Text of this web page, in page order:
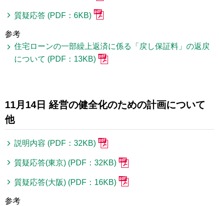
質疑応答 (PDF：6KB)
参考
住宅ローンの一部繰上返済に係る「戻し保証料」の返戻
について (PDF：13KB)
11月14日 経営の健全化のための計画について
他
説明内容 (PDF：32KB)
質疑応答(東京) (PDF：32KB)
質疑応答(大阪) (PDF：16KB)
参考